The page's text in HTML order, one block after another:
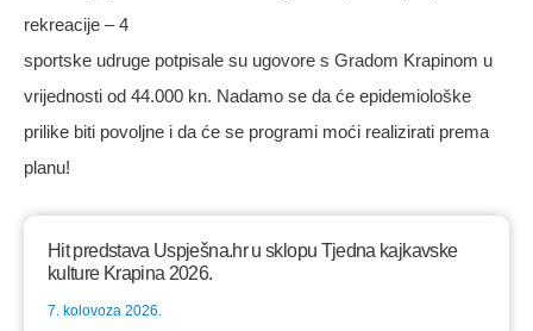
rekreacije – 4
sportske udruge potpisale su ugovore s Gradom Krapinom u
vrijednosti od 44.000 kn. Nadamo se da će epidemiološke
prilike biti povoljne i da će se programi moći realizirati prema
planu!
Hit predstava Uspješna.hr u sklopu Tjedna kajkavske
kulture Krapina 2026.
7. kolovoza 2026.